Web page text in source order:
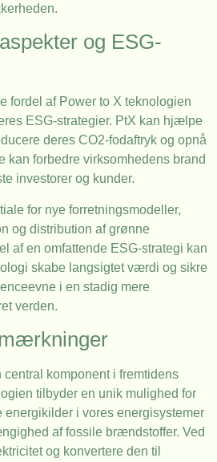
og ESG-
fordel af Power to X teknologien
ESG-strategier. PtX kan hjælpe
deres CO2-fodaftryk og opnå
kan forbedre virksomhedens brand
investorer og kunder.
for nye forretningsmodeller,
og distribution af grønne
af en omfattende ESG-strategi kan
skabe langsigtet værdi og sikre
i en stadig mere
verden.
komponent i fremtidens
tilbyder en unik mulighed for
energikilder i vores energisystemer
af fossile brændstoffer. Ved
og konvertere den til